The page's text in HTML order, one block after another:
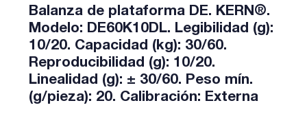
Balanza de plataforma DE. KERN®.
Modelo: DE60K10DL. Legibilidad (g):
10/20. Capacidad (kg): 30/60.
Reproducibilidad (g): 10/20.
Linealidad (g): ± 30/60. Peso mín.
(g/pieza): 20. Calibración: Externa